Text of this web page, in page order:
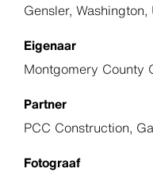
Gensler, Washington,
Eigenaar
Montgomery County
Partner
PCC Construction,
Fotograaf